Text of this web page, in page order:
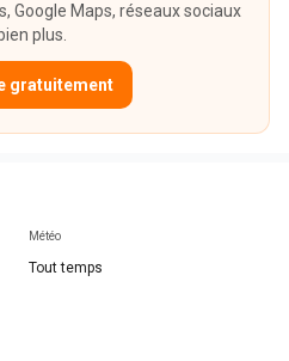
Google Maps, réseaux sociaux
plus.
gratuitement
Météo
Tout temps